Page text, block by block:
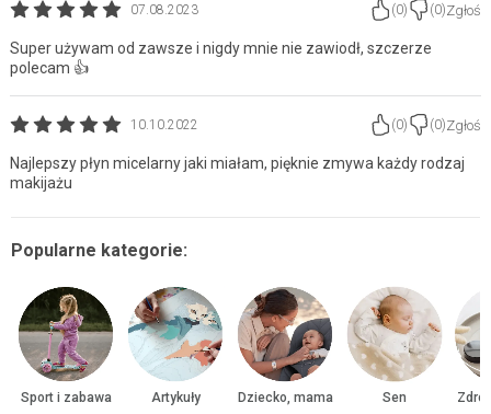
07.08.2023 (0) (0)Zgłoś
Super używam od zawsze i nigdy mnie nie zawiodł, szczerze
polecam 👍
10.10.2022 (0) (0)Zgłoś
Najlepszy płyn micelarny jaki miałam, pięknie zmywa każdy rodzaj
makijażu
Popularne kategorie:
Sport i zabawa
Artykuły
Dziecko, mama Sen